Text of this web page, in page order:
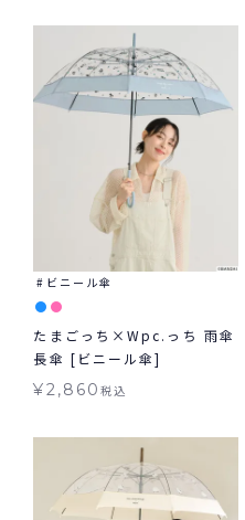
ビニール傘
たまごっち×Wpc.っち 雨傘
長傘 [ビニール傘]
¥2,860税込